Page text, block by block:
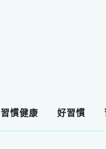
習慣健康 好習慣